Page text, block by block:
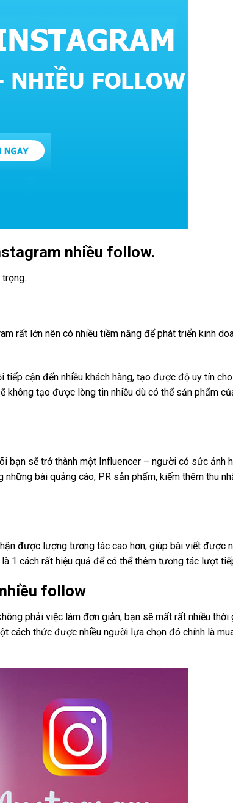
nhiều follow.
rất lớn nên có nhiều tiềm năng để phát triển kinh
cận đến nhiều khách hàng, tạo được độ uy tín
không tạo được lòng tin nhiều dù có thể sản phẩm
bạn sẽ trở thành một Influencer – người có sức ảnh
bài quảng cáo, PR sản phẩm, kiếm thêm thu
được lượng tương tác cao hơn, giúp bài viết được
1 cách rất hiệu quả để có thể thêm tương tác lượt
follow
phải việc làm đơn giản, bạn sẽ mất rất nhiều thời
cách thức được nhiều người lựa chọn đó chính là